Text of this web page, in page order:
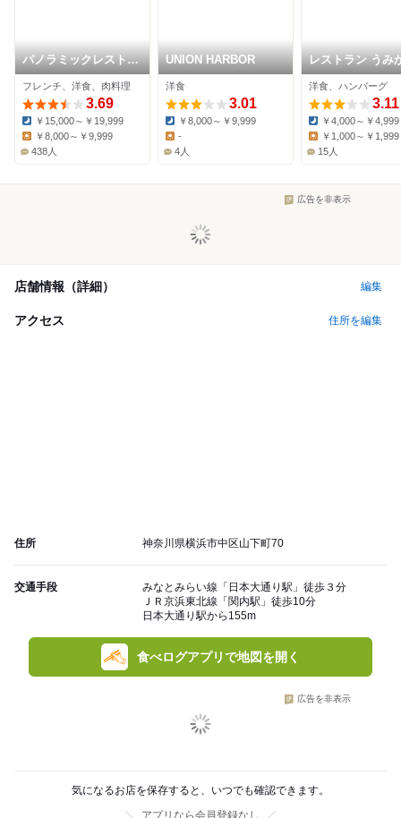
パノラミックレストラ
ン ル・ノルマンディ
フレンチ、洋食、肉料理
3.69
Dinner:
￥15,000～￥19,999
￥8,000～￥9,999
438人
UNION HARBOR
洋食
3.01
Dinner:
￥8,000～￥9,999
Lunch:
-
4人
レストラン うみ
洋食、ハンバーグ
3.11
Dinner:
￥4,000～￥4,999
Lunch:
￥1,000～￥1,999
15人
広告を非表示
店舗情報（詳細） 編集
アクセス 住所を編集
住所 神奈川県横浜市中区山下町70
交通手段
みなとみらい線「日本大通り駅」徒歩３分
ＪＲ京浜東北線「関内駅」徒歩10分
日本大通り駅から155m
食べログアプリで地図を開く
広告を非表示
気になるお店を保存すると、いつでも確認できます。